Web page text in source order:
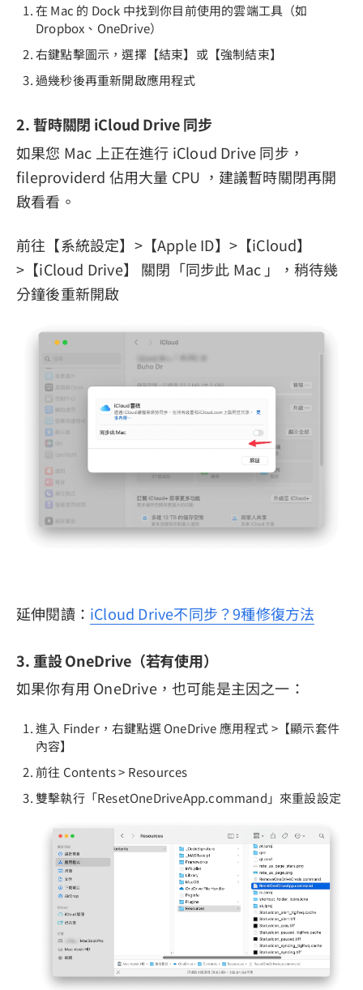
在 Mac 的 Dock 中找到你目前使用的雲端工具（如
Dropbox、OneDrive）
右鍵點擊圖示，選擇【結束】或【強制結束】
過幾秒後再重新開啟應用程式
2. 暫時關閉 iCloud Drive 同步
如果您 Mac 上正在進行 iCloud Drive 同步，
fileproviderd 佔用大量 CPU ，建議暫時關閉再開
啟看看。
前往【系統設定】>【Apple ID】>【iCloud】
>【iCloud Drive】 關閉「同步此 Mac 」，稍待幾
分鐘後重新開啟
延伸閱讀： iCloud Drive不同步？9種修復方法
3. 重設 OneDrive（若有使用）
如果你有用 OneDrive，也可能是主因之一：
進入 Finder，右鍵點選 OneDrive 應用程式 >【顯示套件
內容】
前往 Contents > Resources
雙擊執行「ResetOneDriveApp.command」來重設設定